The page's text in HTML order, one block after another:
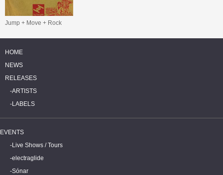
Jump + Move + Rock
HOME
NEWS
RELEASES
ARTISTS
LABELS
EVENTS
Live Shows / Tours
electraglide
Sónar